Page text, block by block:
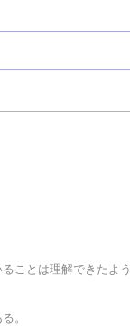
ことは理解できたよう
。